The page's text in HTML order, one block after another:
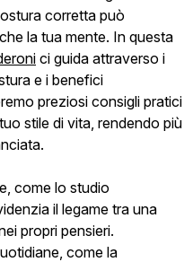
corretta può
la tua mente. In questa
ci guida attraverso i
e i benefici
preziosi consigli pratici
stile di vita, rendendo più
come lo studio
il legame tra una
propri pensieri.
come la